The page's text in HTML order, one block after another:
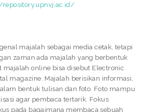
majalah sebagai media cetak, tetapi
zaman ada majalah yang berbentuk
majalah online bisa disebut Electronic
magazine. Majalah berisikan informasi,
bentuk tulisan dan foto. Foto mampu
agar pembaca tertarik. Fokus
pada bagaimana membaca sebuah